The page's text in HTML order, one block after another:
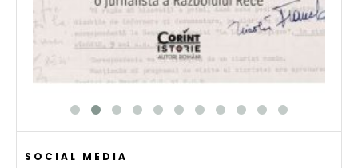
SOCIAL MEDIA